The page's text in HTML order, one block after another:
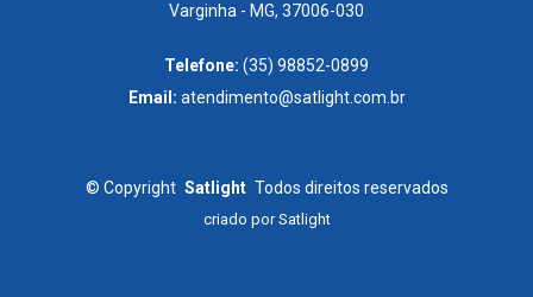
Varginha - MG, 37006-030
Telefone: (35) 98852-0899
Email: atendimento@satlight.com.br
© Copyright Satlight Todos direitos reservados
criado porSatlight